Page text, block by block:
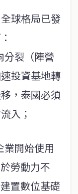
球格局已發
分裂（陣營
投資基地轉
，泰國必須
入；
業開始使用
勞動力不
置數位基礎